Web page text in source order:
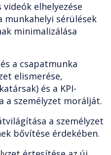
elhelyezése
munkahelyi sérülések
minimalizálása
a csapatmunka
elismerése,
és a KPI-
a személyzet morálját.
a személyzet
bővítése érdekében.